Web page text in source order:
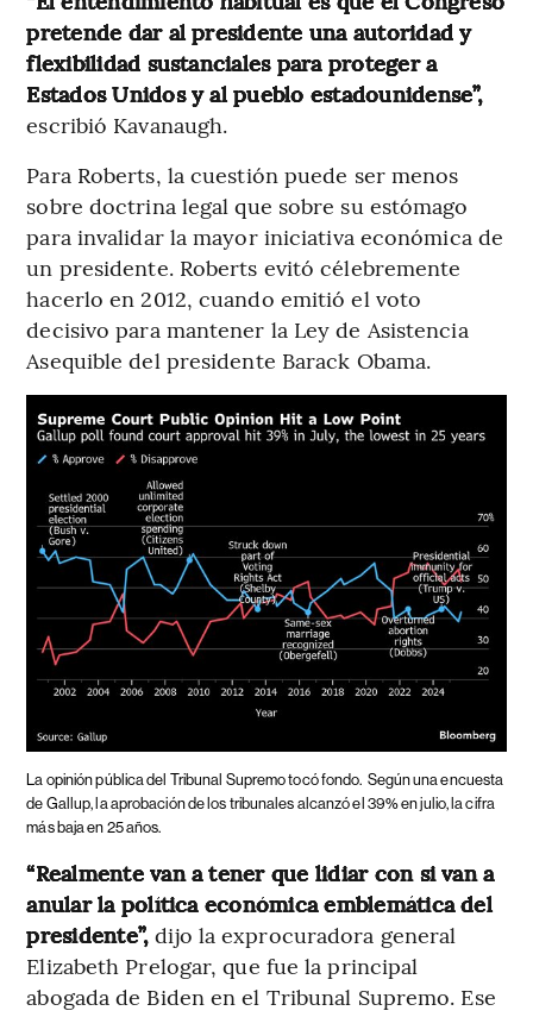
pretende dar al presidente una autoridad y
flexibilidad sustanciales para proteger a
Estados Unidos y al pueblo estadounidense”,
escribió Kavanaugh.
Para Roberts, la cuestión puede ser menos
sobre doctrina legal que sobre su estómago
para invalidar la mayor iniciativa económica de
un presidente. Roberts evitó célebremente
hacerlo en 2012, cuando emitió el voto
decisivo para mantener la Ley de Asistencia
Asequible del presidente Barack Obama.
La opinión pública del Tribunal Supremo tocó fondo. Según una encuesta
de Gallup, la aprobación de los tribunales alcanzó el 39% en julio, la cifra
más baja en 25 años.
“Realmente van a tener que lidiar con si van a
anular la política económica emblemática del
presidente”, dijo la exprocuradora general
Elizabeth Prelogar, que fue la principal
abogada de Biden en el Tribunal Supremo. Ese